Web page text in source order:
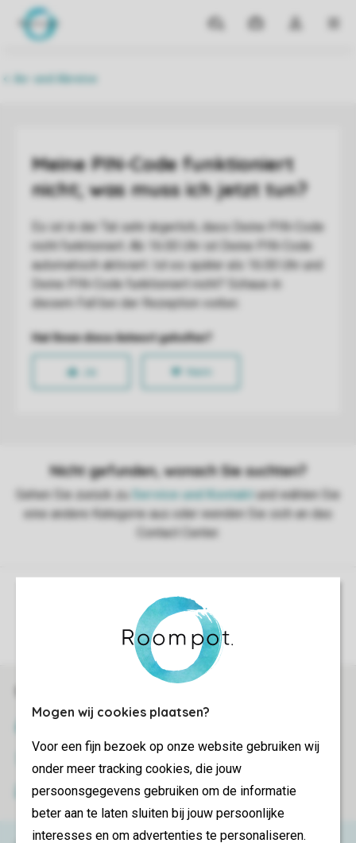
Mogen wij cookies plaatsen?
Voor een fijn bezoek op onze website gebruiken wij
onder meer tracking cookies, die jouw
persoonsgegevens gebruiken om de informatie
beter aan te laten sluiten bij jouw persoonlijke
interesses en om advertenties te personaliseren.
Reiseziele
Meine
Dropdown-
Sicherstellung Deiner Privatsphäre
Weitere Informationen und Einstellungen
Sicheres Bezahlen